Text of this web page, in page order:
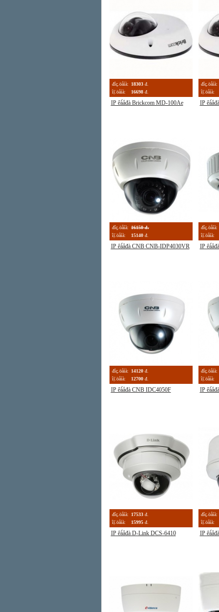
đîç.öåíà: 18303 đ.
îị̈.öåíà:
16698 đ.
IP êà́åđà Brickcom MD-100Ae
đîç.öåíà:
îị̈.öåíà:
IP
đîç.öåíà: 16150 đ.
îị̈.öåíà:
15140 đ.
IP êà́åđà CNB CNB-IDP4030VR
đîç.öåíà:
îị̈.öåíà:
IP
đîç.öåíà: 14120 đ.
îị̈.öåíà:
12700 đ.
IP êà́åđà CNB IDC4050F
đîç.öåíà:
îị̈.öåíà:
IP
đîç.öåíà: 17533 đ.
îị̈.öåíà:
15995 đ.
IP êà́åđà D-Link DCS-6410
đîç.öåíà:
îị̈.öåíà:
IP